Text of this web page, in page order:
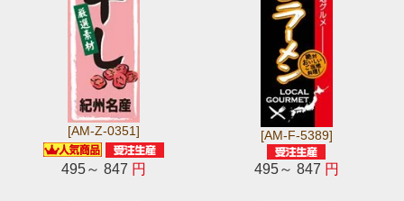
[AM-Z-0351]
495～ 847 円
[AM-F-5389]
495～ 847 円